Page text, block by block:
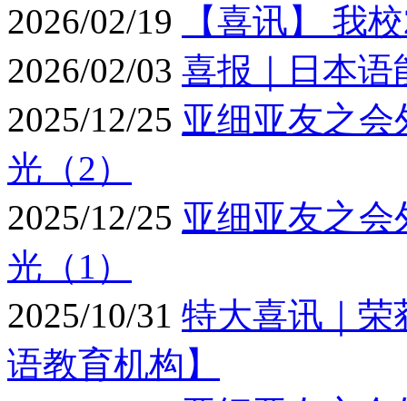
2026/02/19
【喜讯】 我
2026/02/03 喜报｜日本语
2025/12/25 亚细亚友之
光（2）
2025/12/25 亚细亚友之
光（1）
2025/10/31 特大喜讯｜荣
语教育机构】